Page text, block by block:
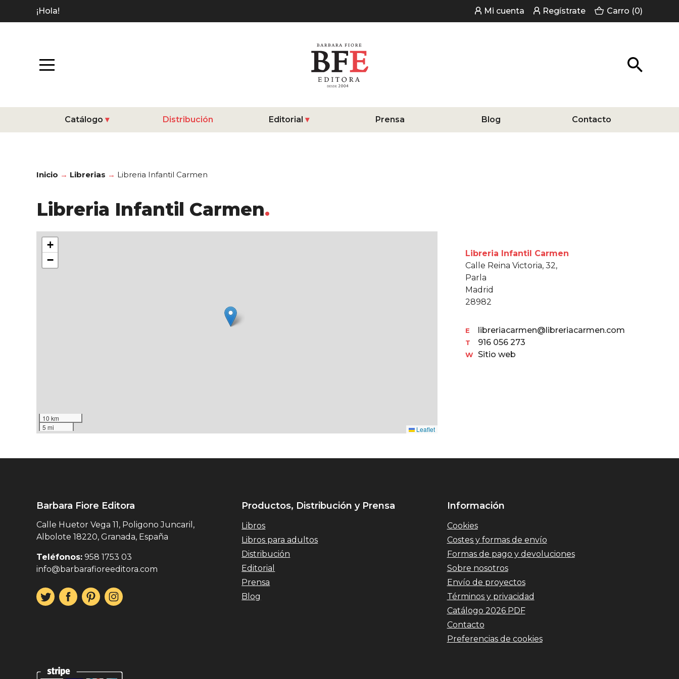
¡Hola! Mi cuenta Regístrate Carro (0)
Catálogo Distribución Editorial Prensa Blog Contacto
Inicio Librerias Libreria Infantil Carmen
Libreria Infantil Carmen
+
−
10 km
5 mi
Leaflet
Libreria Infantil Carmen
Calle Reina Victoria, 32,
Parla
Madrid
28982
E libreriacarmen@libreriacarmen.com
T 916 056 273
W Sitio web
Barbara Fiore Editora
Calle Huetor Vega 11, Poligono Juncaril,
Albolote 18220, Granada, España
Teléfonos: 958 1753 03
info@barbarafioreeditora.com
Productos, Distribución y Prensa
Libros
Libros para adultos
Distribución
Editorial
Prensa
Blog
Información
Cookies
Costes y formas de envío
Formas de pago y devoluciones
Sobre nosotros
Envío de proyectos
Términos y privacidad
Catálogo 2026 PDF
Contacto
Preferencias de cookies